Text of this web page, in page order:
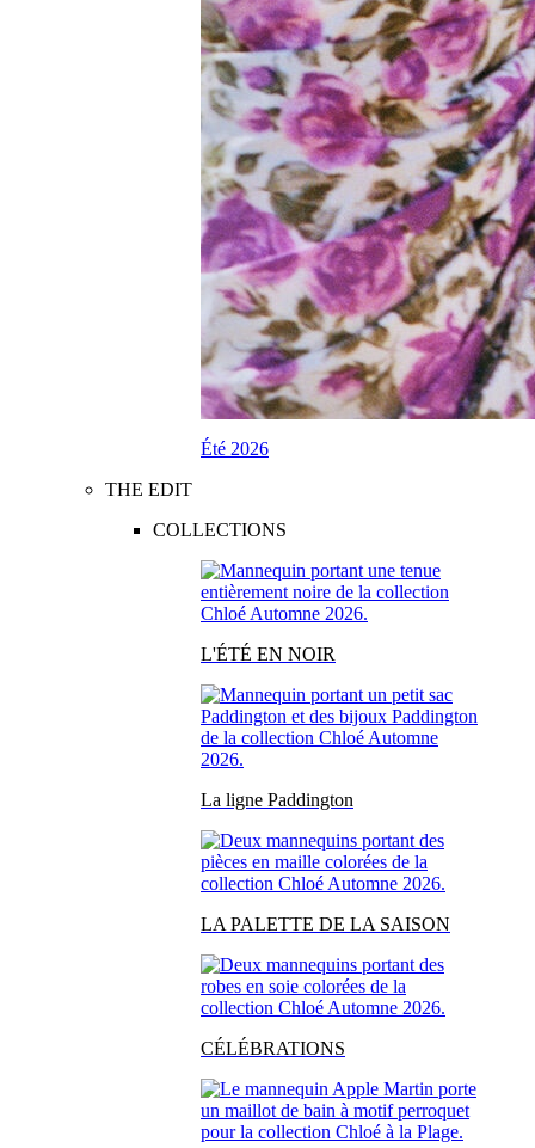
Été 2026
THE EDIT
COLLECTIONS
L'ÉTÉ EN NOIR
La ligne Paddington
LA PALETTE DE LA SAISON
CÉLÉBRATIONS